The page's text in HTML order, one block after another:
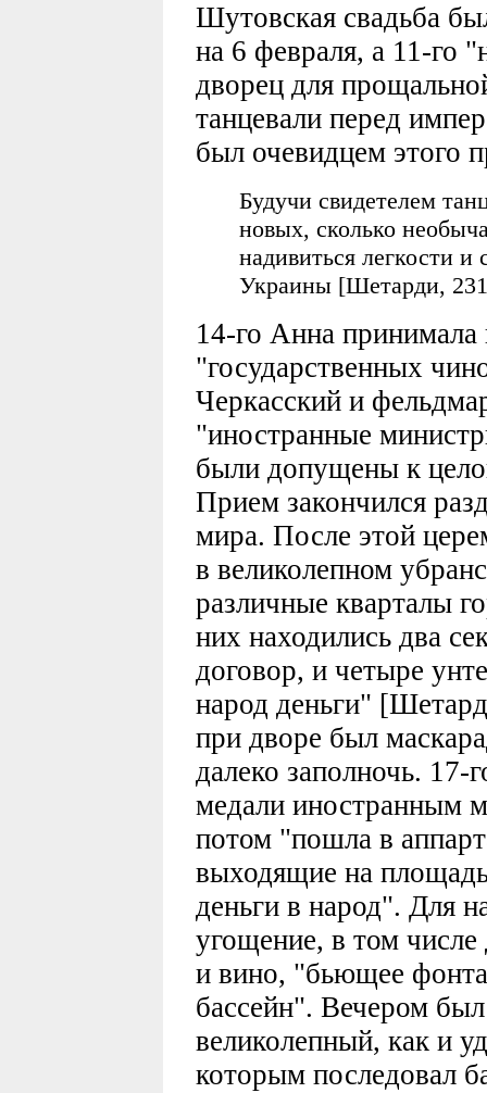
Шутовская свадьба
на 6 февраля, а 11-го
дворец для
танцевали перед
был очевидцем этого
Будучи свидетелем
новых, сколько
надивиться легкости
Украины [Шетарди,
14-го Анна принимала
"государственных
Черкасский и
"иностранные
были допущены к
Прием закончился
мира. После этой
в великолепном
различные кварталы
них находились два
договор, и четыре
народ деньги"
при дворе был
далеко заполночь. 17-
медали иностранным
потом "пошла в
выходящие на
деньги в народ". Для
угощение, в том
и вино, "бьющее
бассейн". Вечером
великолепный, как и
которым последовал